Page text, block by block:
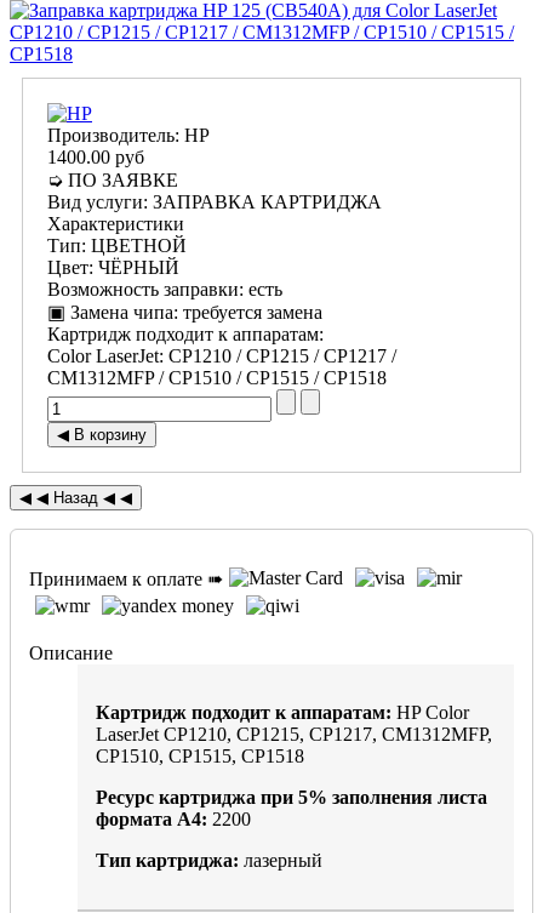
Производитель: HP
1400.00 руб
➭ ПО ЗАЯВКЕ
Вид услуги: ЗАПРАВКА КАРТРИДЖА
Характеристики
Тип: ЦВЕТНОЙ
Цвет: ЧЁРНЫЙ
Возможность заправки: есть
▣ Замена чипа: требуется замена
Картридж подходит к аппаратам:
Color LaserJet: CP1210 / CP1215 / CP1217 /
CM1312MFP / CP1510 / CP1515 / CP1518
Принимаем к оплате ➠
Описание
Картридж подходит к аппаратам: HP Color
LaserJet CP1210, CP1215, CP1217, CM1312MFP,
CP1510, CP1515, CP1518
Ресурс картриджа при 5% заполнения листа
формата А4: 2200
Тип картриджа: лазерный